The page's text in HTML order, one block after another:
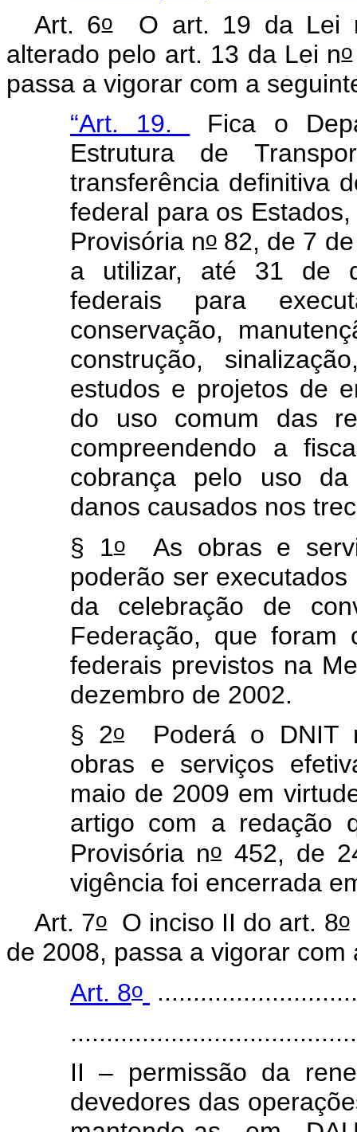
Art. 6oO art. 19 da Lei
alterado pelo art. 13 da Lei no
passa a vigorar com a
“Art. 19.
Fica o
Estrutura de
transferência definitiva
federal para os
Provisória no82, de 7 de
a utilizar, até 31 de
federais para
conservação,
construção,
estudos e projetos de
do uso comum das
compreendendo a
cobrança pelo uso
danos causados nos
§ 1oAs obras e
poderão ser
da celebração de
Federação, que foram
federais previstos na
dezembro de 2002.
§ 2oPoderá o DNIT
obras e serviços
maio de 2009 em
artigo com a redação
Provisória no452, de
vigência foi encerrada
Art. 7oO inciso II do art. 8o
de 2008, passa a vigorar com
Art. 8o
II – permissão da
devedores das